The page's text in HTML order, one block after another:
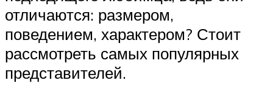
отличаются: размером,
поведением, характером? Стоит
рассмотреть самых популярных
представителей.